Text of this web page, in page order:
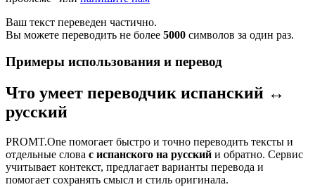
Ваш текст переведен частично.
Вы можете переводить не более 5000 символов за один раз.
Примеры использования и перевод
Что умеет переводчик испанский ↔
русский
PROMT.One помогает быстро и точно переводить тексты и
отдельные слова с испанского на русский и обратно. Сервис
учитывает контекст, предлагает варианты перевода и
помогает сохранять смысл и стиль оригинала.